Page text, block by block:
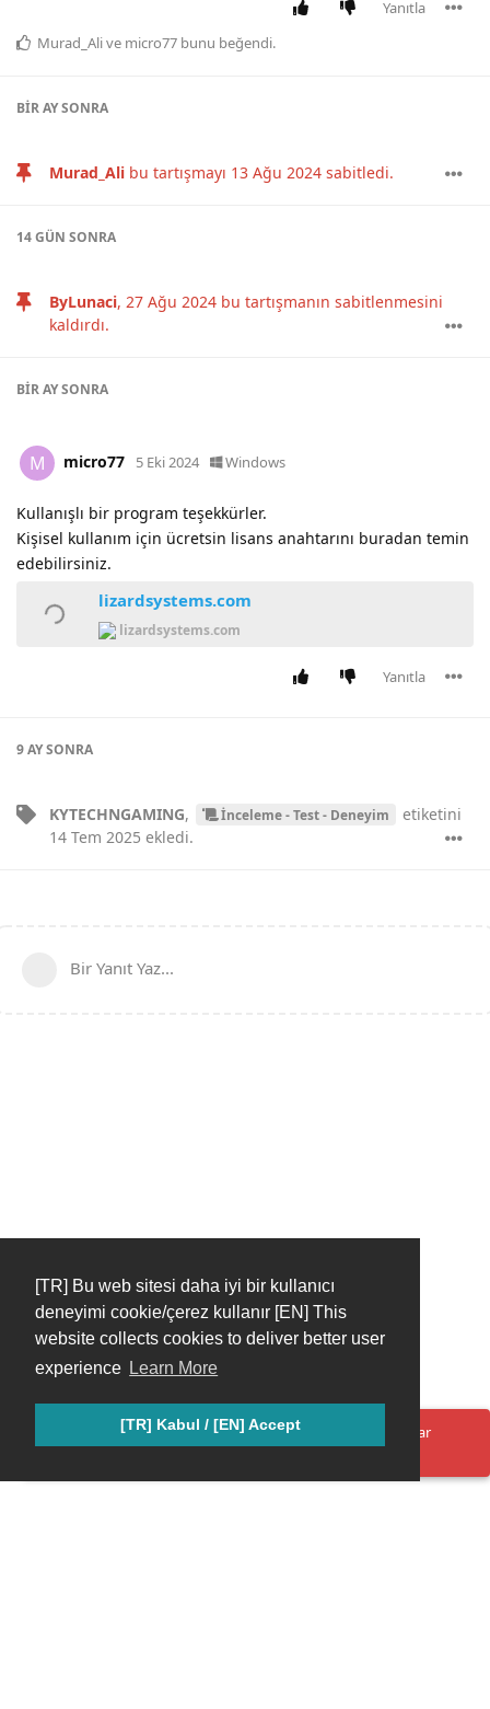
[TR] Bu web sitesi daha iyi bir kullanıcı
deneyimi cookie/çerez kullanır [EN] This
website collects cookies to deliver better user
experience Learn More
[TR] Kabul / [EN] Accept
Yanıtla
Murad_Alive micro77 bunu beğendi.
BIR AYSONRA
Murad_Ali bu tartışmayı 13 Ağu 2024 sabitledi.
14 GÜN SONRA
ByLunaci, 27 Ağu 2024 bu tartışmanın sabitlenmesini
kaldırdı.
BIR AYSONRA
M micro77 5 Eki 2024 Windows
Kullanışlı bir program teşekkürler.
Kişisel kullanım için ücretsin lisans anahtarını buradan temin
edebilirsiniz.
lizardsystems.com
lizardsystems.com
Yanıtla
9 AYSONRA
KYTECHNGAMING, İnceleme - Test - Deneyim
etiketini
14 Tem 2025 ekledi.
Bir Yanıt Yaz...
Oops! Bir şeyler yanlış gitti. Lütfen sayfayı yenileyin ve tekrar
deneyin.